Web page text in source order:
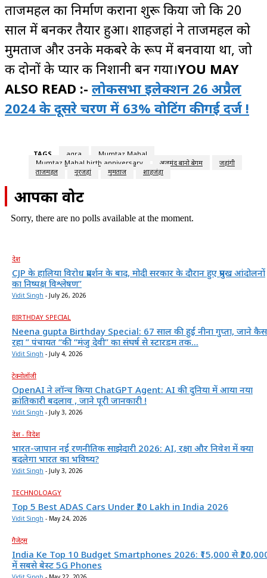
ताजमहल का निर्माण कराना शुरू किया जो कि 20
साल में बनकर तैयार हुआ। शाहजहां ने ताजमहल को
मुमताज और उनके मकबरे के रूप में बनवाया था, जो
की दोनों के प्यार की निशानी बन गया।YOU MAY
ALSO READ :- लोकसभा इलेक्शन 26 अप्रैल
2024 के दूसरे चरण में 63% वोटिंग की गई दर्ज !
TAGS agra
Mumtaz Mahal
Mumtaz Mahal birth anniversary
अर्जुमंद बानो बेगम
जहांगी
ताजमहल
नूरजहां मुमताज शाहजंहा
आपका वोट
Sorry, there are no polls available at the moment.
देश
CJP के हालिया विरोध प्रदर्शन के बाद, मोदी सरकार के दौरान हुए प्रमुख आंदोलनों
का निष्पक्ष विश्लेषण”
Vidit Singh - July 26, 2026
BIRTHDAY SPECIAL
Neena gupta Birthday Special: 67 साल की हुईं नीना गुप्ता, जाने
रहा ” पंचायत “की “मंजु देवी” का संघर्ष से स्टारडम तक...
Vidit Singh - July 4, 2026
टेक्नोलॉजी
OpenAI ने लॉन्च किया ChatGPT Agent: AI की दुनिया में आया नया
क्रांतिकारी बदलाव , जाने पूरी जानकारी !
Vidit Singh - July 3, 2026
देश - विदेश
भारत-जापान नई रणनीतिक साझेदारी 2026: AI, रक्षा और निवेश में क्या
बदलेगा भारत का भविष्य?
Vidit Singh - July 3, 2026
TECHNOLOAGY
Top 5 Best ADAS Cars Under ₹20 Lakh in India 2026
Vidit Singh - May 24, 2026
गैजेट्स
India Ke Top 10 Budget Smartphones 2026: ₹15,000 से
में सबसे बेस्ट 5G Phones